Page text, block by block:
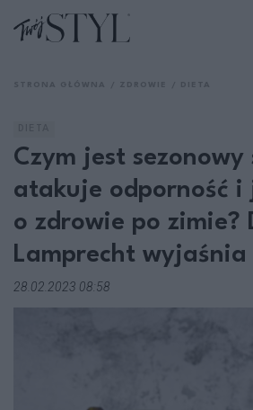
Czym jest
atakuje odporność i
o zdrowie po zimie?
Lamprecht wyjaśnia
28.02.2023 08:58